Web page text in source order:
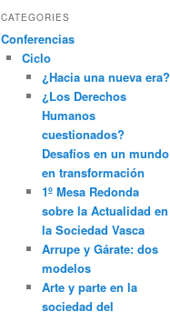
CATEGORIES
Conferencias
Ciclo
¿Hacia una nueva era?
¿Los Derechos
Humanos
cuestionados?
Desafíos en un mundo
en transformación
1º Mesa Redonda
sobre la Actualidad en
la Sociedad Vasca
Arrupe y Gárate: dos
modelos
Arte y parte en la
sociedad del